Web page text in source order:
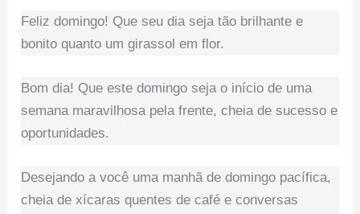
Feliz domingo! Que seu dia seja tão brilhante e
bonito quanto um girassol em flor.
Bom dia! Que este domingo seja o início de uma
semana maravilhosa pela frente, cheia de sucesso e
oportunidades.
Desejando a você uma manhã de domingo pacífica,
cheia de xícaras quentes de café e conversas